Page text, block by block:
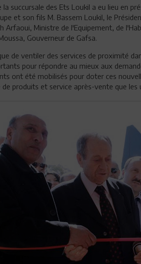
la succursale des Ets Loukil a eu lieu en
et son fils M. Bassem Loukil, le
Arfaoui, Ministre de l'Equipement, de
Gouverneur de Gafsa.
de ventiler des services de proximité
pour répondre au mieux aux
ont été mobilisés pour doter ces
produits et service après-vente que les